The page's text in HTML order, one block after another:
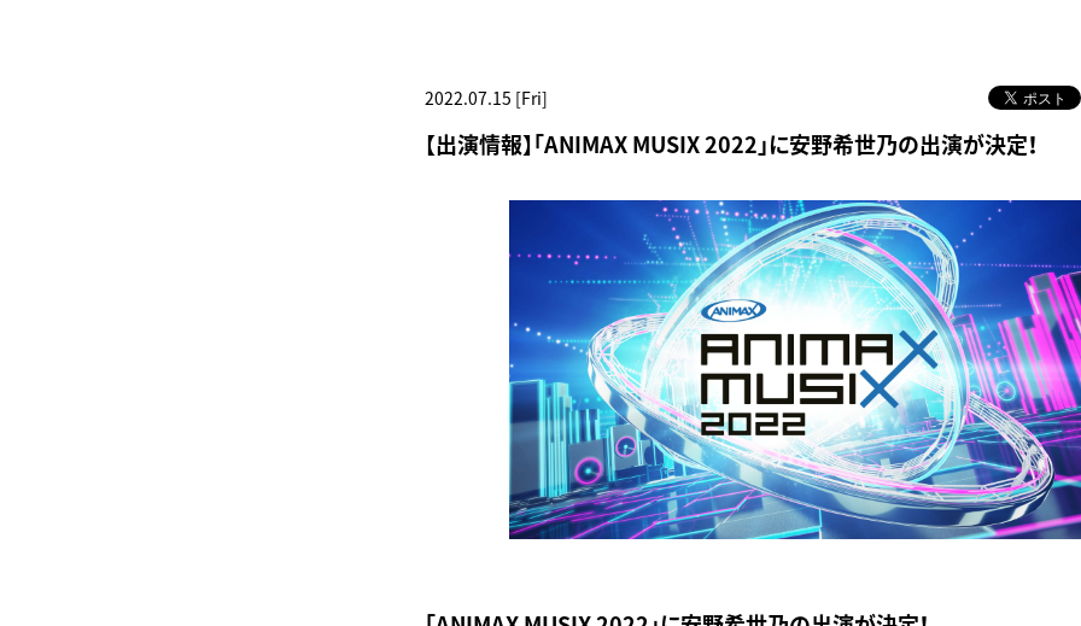
2022.07.15 [Fri]
【出演情報】「ANIMAX MUSIX 2022」に安野希世乃の出演が決定！